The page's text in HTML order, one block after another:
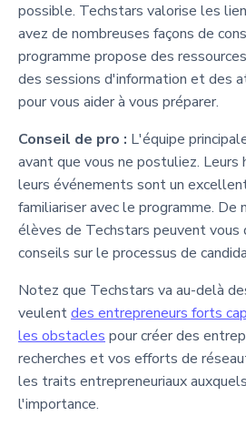
possible. Techstars valorise les
avez de nombreuses façons de
programme propose des
des sessions d'information et des
pour vous aider à vous préparer.
Conseil de pro : L'équipe
avant que vous ne postuliez. Leurs
leurs événements sont un
familiariser avec le programme. De
élèves de Techstars peuvent vous
conseils sur le processus de
Notez que Techstars va au-delà
veulentdes entrepreneurs forts
les obstacles pour créer des
recherches et vos efforts de
les traits entrepreneuriaux
l'importance.